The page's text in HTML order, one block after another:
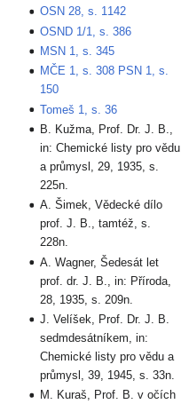
OSN 28, s. 1142
OSND 1/1, s. 386
MSN 1, s. 345
MČE 1, s. 308 PSN 1, s.
150
Tomeš 1, s. 36
B. Kužma, Prof. Dr. J. B.,
in: Chemické listy pro vědu
a průmysl, 29, 1935, s.
225n.
A. Šimek, Vědecké dílo
prof. J. B., tamtéž, s.
228n.
A. Wagner, Šedesát let
prof. dr. J. B., in: Příroda,
28, 1935, s. 209n.
J. Velíšek, Prof. Dr. J. B.
sedmdesátníkem, in:
Chemické listy pro vědu a
průmysl, 39, 1945, s. 33n.
M. Kuraš, Prof. B. v očích